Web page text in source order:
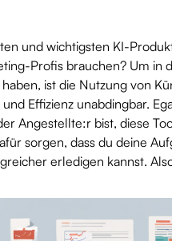
und wichtigsten KI-
Profis brauchen? Um in
ist die Nutzung von
Effizienz unabdingbar.
Angestellte:r bist, diese
sorgen, dass du deine
erledigen kannst.